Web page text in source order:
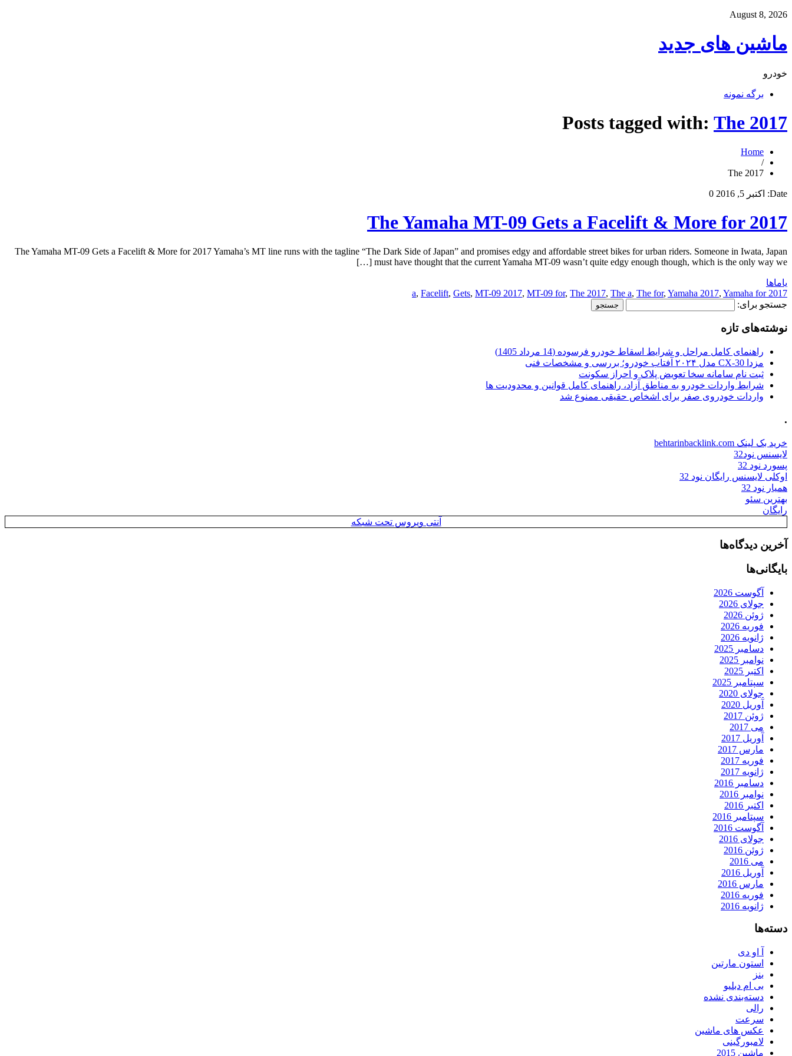
August 8, 2026
ماشین های جدید
خودرو
برگه نمونه
Posts tagged with: The 2017
Home
/
The 2017
Date: اکتبر 5, 2016 0
The Yamaha MT-09 Gets a Facelift & More for 2017
The Yamaha MT-09 Gets a Facelift & More for 2017 Yamaha’s MT line runs with the tagline “The Dark Side of Japan” and promises edgy and affordable street bikes for urban riders. Someone in Iwata, Japan
must have thought that the current Yamaha MT-09 wasn’t quite edgy enough though, which is the only way we […]
یاماها
2017 a
, Facelift, Gets, MT-09 2017, MT-09 for, The 2017, The a, The for, Yamaha 2017, Yamaha for
جستجو برای:
نوشته‌های تازه
راهنمای کامل مراحل و شرایط اسقاط خودرو فرسوده (14 مرداد 1405)
مزدا CX-30 مدل ۲۰۲۴ آفتاب خودرو؛ بررسی و مشخصات فنی
ثبت نام سامانه سخا تعویض پلاک و احراز سکونت
شرایط واردات خودرو به مناطق آزاد، راهنمای کامل قوانین و محدودیت ها
واردات خودروی صفر برای اشخاص حقیقی ممنوع شد
.
خرید بک لینک behtarinbacklink.com
لایسنس نود32
پسورد نود 32
اوکلی لایسنس رایگان نود 32
همیار نود 32
بهترین سئو
رایگان
آنتی ویروس تحت شبکه
آخرین دیدگاه‌ها
بایگانی‌ها
آگوست 2026
جولای 2026
ژوئن 2026
فوریه 2026
ژانویه 2026
دسامبر 2025
نوامبر 2025
اکتبر 2025
سپتامبر 2025
جولای 2020
آوریل 2020
ژوئن 2017
می 2017
آوریل 2017
مارس 2017
فوریه 2017
ژانویه 2017
دسامبر 2016
نوامبر 2016
اکتبر 2016
سپتامبر 2016
آگوست 2016
جولای 2016
ژوئن 2016
می 2016
آوریل 2016
مارس 2016
فوریه 2016
ژانویه 2016
دسته‌ها
آ او دی
استون مارتین
بنز
بی ام دبلیو
دسته‌بندی نشده
رالی
سرعت
عکس های ماشین
لامبورگینی
ماشین 2015